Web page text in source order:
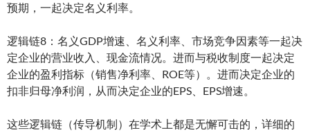
预期，一起决定名义利率。
逻辑链8：名义GDP增速、名义利率、市场竞争因素等一起决
定企业的营业收入、现金流情况。进而与税收制度一起决定
企业的盈利指标（销售净利率、ROE等）。进而决定企业的
扣非归母净利润，从而决定企业的EPS、EPS增速。
这些逻辑链（传导机制）在学术上都是无懈可击的，详细的